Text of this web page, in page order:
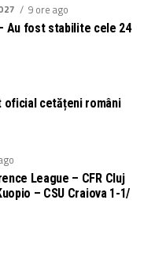
9 ore ago
Au fost stabilite cele 24
oficial cetățeni români
League – CFR Cluj
– CSU Craiova 1-1/